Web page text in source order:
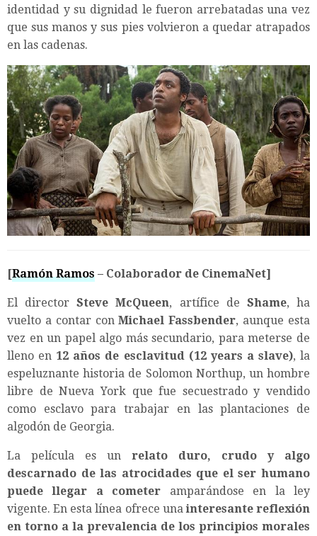
identidad y su dignidad le fueron arrebatadas una vez
que sus manos y sus pies volvieron a quedar atrapados
en las cadenas.
[Ramón Ramos – Colaborador de CinemaNet]
El directorSteve McQueen, artífice de Shame, ha
vuelto a contar conMichael Fassbender, aunque esta
vez en un papel algo más secundario, para meterse de
lleno en 12 años de esclavitud (12 years a slave), la
espeluznante historia de Solomon Northup, un hombre
libre de Nueva York que fue secuestrado y vendido
como esclavo para trabajar en las plantaciones de
algodón de Georgia.
La película es un relato duro, crudo y algo
descarnado de las atrocidades que el ser humano
puede llegar a cometer amparándose en la ley
vigente. En esta línea ofrece una interesante reflexión
en torno a la prevalencia de los principios morales